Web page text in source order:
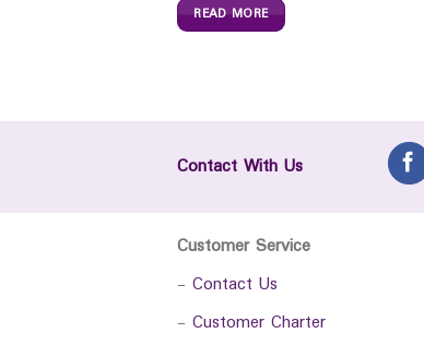
READ MORE
Contact With Us
Customer Service
- Contact Us
- Customer Charter